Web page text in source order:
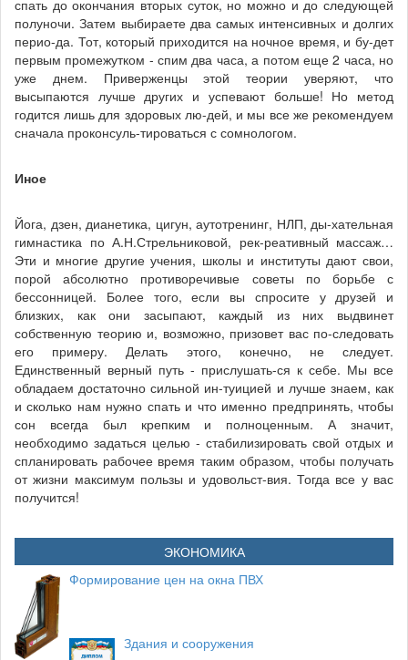
спать до окончания вторых суток, но можно и до следующей
полуночи. Затем выбираете два самых интенсивных и долгих
перио-да. Тот, который приходится на ночное время, и бу-дет
первым промежутком - спим два часа, а потом еще 2 часа, но
уже днем. Приверженцы этой теории уверяют, что
высыпаются лучше других и успевают больше! Но метод
годится лишь для здоровых лю-дей, и мы все же рекомендуем
сначала проконсуль-тироваться с сомнологом.
Иное
Йога, дзен, дианетика, цигун, аутотренинг, НЛП, ды-хательная
гимнастика по А.Н.Стрельниковой, рек-реативный массаж…
Эти и многие другие учения, школы и институты дают свои,
порой абсолютно противоречивые советы по борьбе с
бессонницей. Более того, если вы спросите у друзей и
близких, как они засыпают, каждый из них выдвинет
собственную теорию и, возможно, призовет вас по-следовать
его примеру. Делать этого, конечно, не следует.
Единственный верный путь - прислушать-ся к себе. Мы все
обладаем достаточно сильной ин-туицией и лучше знаем, как
и сколько нам нужно спать и что именно предпринять, чтобы
сон всегда был крепким и полноценным. А значит,
необходимо задаться целью - стабилизировать свой отдых и
спланировать рабочее время таким образом, чтобы получать
от жизни максимум пользы и удовольст-вия. Тогда все у вас
получится!
ЭКОНОМИКА
Формирование цен на окна ПВХ
Здания и сооружения